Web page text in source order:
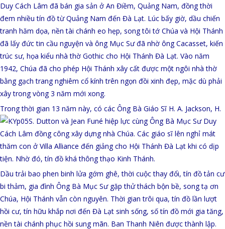
Duy Cách Lâm đã bán gia sản ở An Điềm, Quảng Nam, đồng thời
đem nhiều tín đồ từ Quảng Nam đến Đà Lạt. Lúc bấy giờ, dầu chiến
tranh hăm dọa, nền tài chánh eo hẹp, song tôi tớ Chúa và Hội Thánh
đã lấy đức tin cầu nguyện và ông Mục Sư đã nhờ ông Cacasset, kiến
trúc sư, họa kiểu nhà thờ Gothic cho Hội Thánh Đà Lạt. Vào năm
1942, Chúa đã cho phép Hội Thánh xây cất được một ngôi nhà thờ
bằng gạch trang nghiêm cổ kính trên ngọn đồi xinh đẹp, mặc dù phải
xây trong vòng 3 năm mới xong.
Trong thời gian 13 năm này, có các Ông Bà Giáo Sĩ H. A. Jackson, H.
S. Dutton và Jean Funé hiệp lực cùng Ông Bà Mục Sư Duy
Cách Lâm đồng công xây dựng nhà Chúa. Các giáo sĩ lên nghỉ mát
thăm con ở Villa Alliance đến giảng cho Hội Thánh Đà Lạt khi có dịp
tiện. Nhờ đó, tín đồ khá thông thạo Kinh Thánh.
Dầu trải bao phen binh lửa gớm ghê, thời cuộc thay đổi, tín đồ tản cư
bi thảm, gia đình Ông Bà Mục Sư gặp thử thách bộn bề, song tạ ơn
Chúa, Hội Thánh vẫn còn nguyên. Thời gian trôi qua, tín đồ lần lượt
hồi cư, tín hữu khắp nơi đến Đà Lạt sinh sống, số tín đồ mới gia tăng,
nền tài chánh phục hồi sung mãn. Ban Thanh Niên được thành lập.